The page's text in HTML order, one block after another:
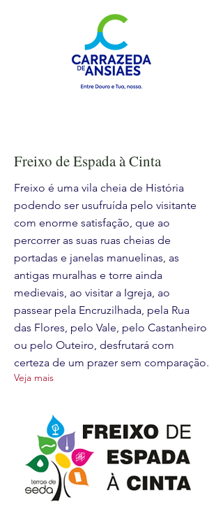
Freixo de Espada à Cinta
Freixo é uma vila cheia de História
podendo ser usufruída pelo visitante
com enorme satisfação, que ao
percorrer as suas ruas cheias de
portadas e janelas manuelinas, as
antigas muralhas e torre ainda
medievais, ao visitar a Igreja, ao
passear pela Encruzilhada, pela Rua
das Flores, pelo Vale, pelo Castanheiro
ou pelo Outeiro, desfrutará com
certeza de um prazer sem comparação.
Veja mais